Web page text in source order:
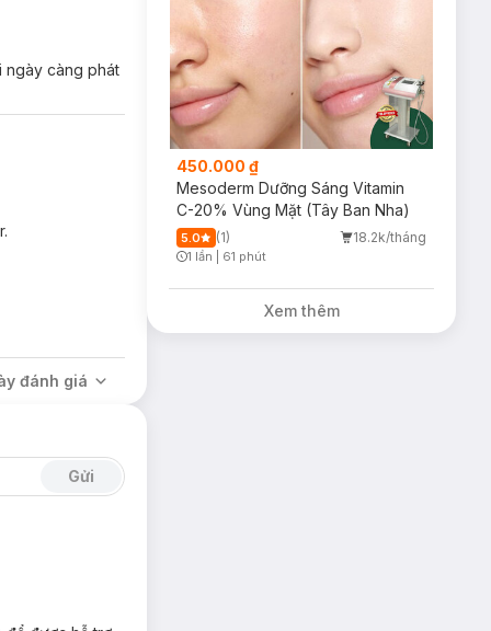
thích da sản xuất
tăng tốc độ
ngày càng phát
đánh giá
Gửi
450.000 ₫
Mesoderm Dưỡng Sáng Vitamin
C-20% Vùng Mặt (Tây Ban Nha)
5.0 (1) 18.2k/tháng
Timer Gray Icon
1 lần 61 phút
Xem thêm